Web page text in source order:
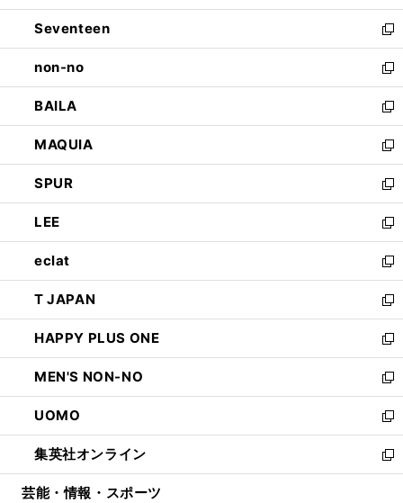
開
く
ウ
で
開
く
ン
ド
ウ
で
開
く
Seventeen
新
し
い
ウ
ィ
ン
ド
ウ
で
開
く
non-no
新
し
い
ウ
ィ
ン
ド
ウ
で
開
く
BAILA
新
し
い
ウ
ィ
ン
ド
ウ
で
開
く
MAQUIA
新
し
い
ウ
ィ
ン
ド
ウ
で
開
く
SPUR
新
し
い
ウ
ィ
ン
ド
ウ
で
開
く
LEE
新
し
い
ウ
ィ
ン
ド
ウ
で
開
く
eclat
新
し
い
ウ
ィ
ン
ド
ウ
で
開
く
T JAPAN
新
し
い
ウ
ィ
ン
ド
ウ
で
開
HAPPY PLUS ONE
新
し
い
ウ
ィ
ン
ド
ウ
MEN'S NON-NO
新
し
い
ウ
ィ
ン
UOMO
新
し
い
ウ
集英社オンライン
新
し
芸能・情報・スポーツ